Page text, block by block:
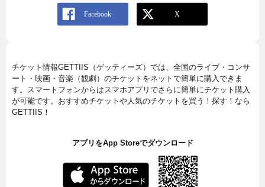
チケット情報GETTIIS（ゲッティーズ）では、全国のライブ・コンサ
ート・映画・音楽（観劇）のチケットをネットで簡単に購入できま
す。スマートフォンからはスマホアプリでさらに簡単にチケット購入
が可能です。おすすめチケットや人気のチケットを買う！探す！なら
GETTIIS！
アプリをApp Storeでダウンロード